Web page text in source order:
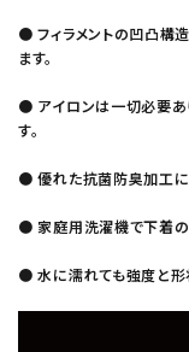
● フィラメントの凹凸構
ます。
● アイロンは一切必要あ
す。
● 優れた抗菌防臭加工に
● 家庭用洗濯機で下着の
● 水に濡れても強度と形